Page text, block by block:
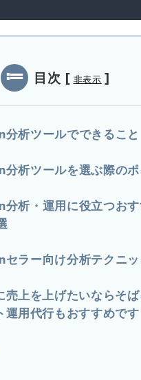
目次 [ 非表示 ]
析ツールでできること
析ツールを選ぶ際のポ
析・運用に役立つおす
ラー向け分析テクニッ
売上を上げたいならそ
運用代行もおすすめです